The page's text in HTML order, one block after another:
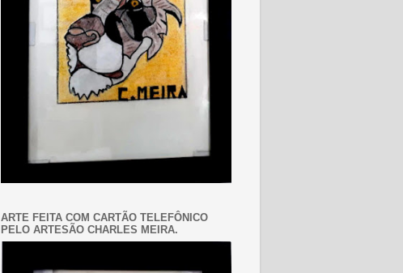
ARTE FEITA COM CARTÃO TELEFÔNICO
PELO ARTESÃO CHARLES MEIRA.